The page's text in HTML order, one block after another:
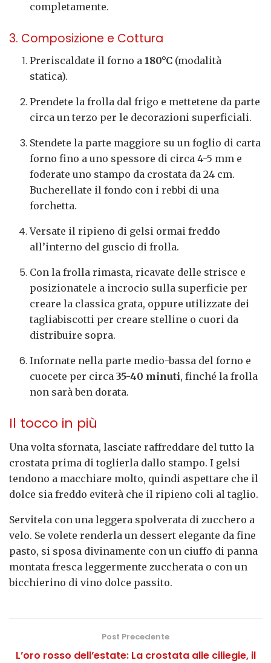
completamente.
3. Composizione e Cottura
Preriscaldate il forno a180°C (modalità
statica).
Prendete la frolla dal frigo e mettetene da parte
circa un terzo per le decorazioni superficiali.
Stendete la parte maggiore su un foglio di carta
forno fino a uno spessore di circa 4-5 mm e
foderate uno stampo da crostata da 24 cm.
Bucherellate il fondo con i rebbi di una
forchetta.
Versate il ripieno di gelsi ormai freddo
all’interno del guscio di frolla.
Con la frolla rimasta, ricavate delle strisce e
posizionatele a incrocio sulla superficie per
creare la classica grata, oppure utilizzate dei
tagliabiscotti per creare stelline o cuori da
distribuire sopra.
Infornate nella parte medio-bassa del forno e
cuocete per circa35-40 minuti, finché la frolla
non sarà ben dorata.
Il tocco in più
Una volta sfornata, lasciate raffreddare del tutto la
crostata prima di toglierla dallo stampo. I gelsi
tendono a macchiare molto, quindi aspettare che il
dolce sia freddo eviterà che il ripieno coli al taglio.
Servitela con una leggera spolverata di zucchero a
velo. Se volete renderla un dessert elegante da fine
pasto, si sposa divinamente con un ciuffo di panna
montata fresca leggermente zuccherata o con un
bicchierino di vino dolce passito.
Post Precedente
L’oro rosso dell’estate: La crostata alle ciliegie, il